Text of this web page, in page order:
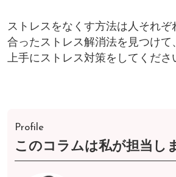
ストレスをなくす方法は人それ
合ったストレス解消法を見つけて
上手にストレス対策をしてくださ
Profile
このコラムは私が担当し